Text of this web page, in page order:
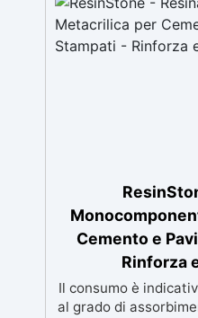
finitura protettiva
professionali:
resistente ai raggi
Cemento e
Rinforza
Il consumo è
al grado di